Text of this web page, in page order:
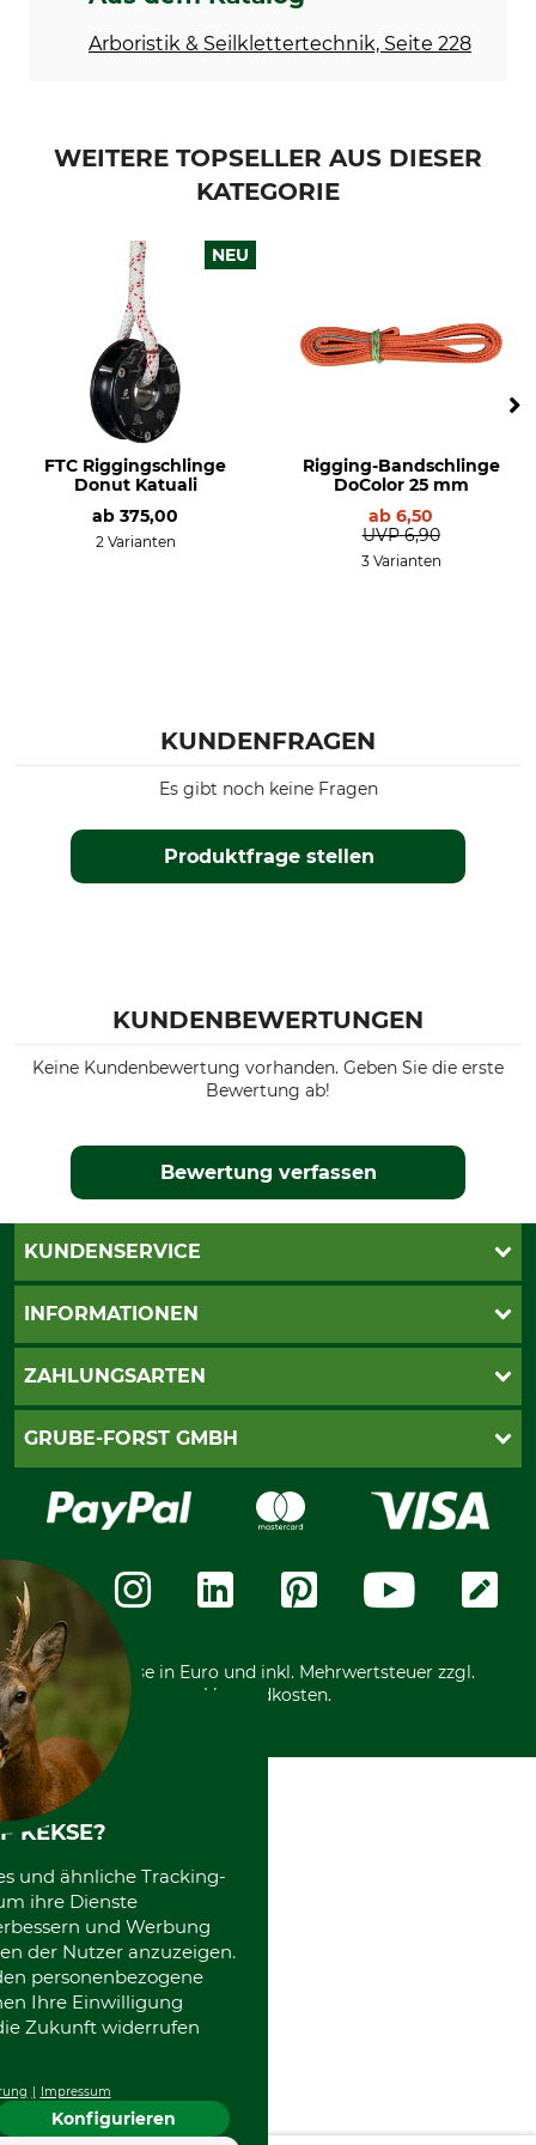
Arboristik & Seilklettertechnik, Seite 228
WEITERE TOPSELLER AUS DIESER
KATEGORIE
NEU
FTC Riggingschlinge
Donut Katuali
ab 375,00
2 Varianten
Rigging-Bandschlinge
DoColor 25 mm
ab 6,50
UVP 6,90
3 Varianten
KUNDENFRAGEN
Produktfrage stellen
Es gibt noch keine Fragen
KUNDENBEWERTUNGEN
Keine Kundenbewertung vorhanden. Geben Sie die erste
Bewertung ab!
Bewertung verfassen
KUNDENSERVICE
Katalogbestellung
INFORMATIONEN
AGB
Widerrufsformular
Zahlungsarten
ZAHLUNGSARTEN
PayPal
Vorkasse
GRUBE-FORST GMBH
Karriere
Über uns
Community
International
*Alle Preise in Euro und inkl. Mehrwertsteuer zzgl.
Versandkosten.
KEKSE?
und ähnliche Tracking-
ihre Dienste
und Werbung
der Nutzer anzuzeigen.
personenbezogene
Ihre Einwilligung
Zukunft widerrufen
Impressum
Konfigurieren